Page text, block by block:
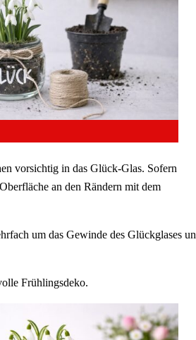
vorsichtig in das Glück-Glas. Sofern
an den Rändern mit dem
um das Gewinde des Glückglases
Frühlingsdeko.